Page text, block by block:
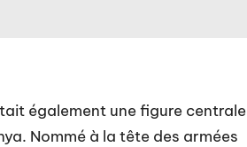
également une figure centrale
Nommé à la tête des armées